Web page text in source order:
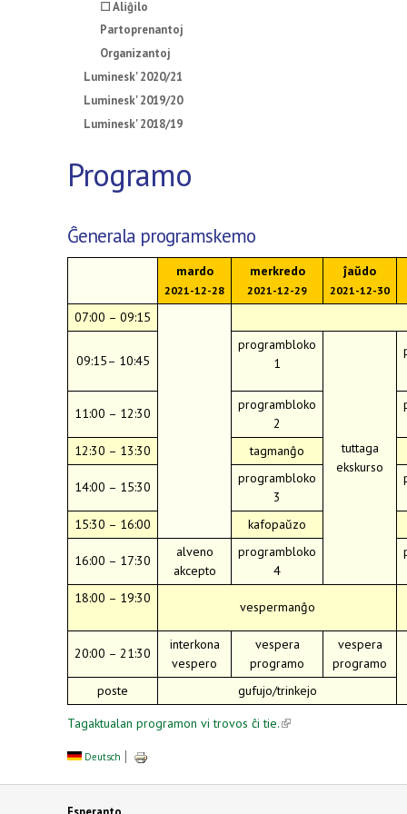
☐ Aliĝilo
Partoprenantoj
Organizantoj
Luminesk' 2020/21
Luminesk' 2019/20
Luminesk' 2018/19
Programo
Ĝenerala programskemo
mardo
2021-12-28
merkredo
2021-12-29
ĵaŭdo
2021-12-30
07:00 – 09:15
09:15– 10:45
programbloko
1
tuttaga
ekskurso
11:00 – 12:30
programbloko
2
12:30 – 13:30 tagmanĝo
14:00 – 15:30
programbloko
3
15:30 – 16:00 kafopaŭzo
16:00 – 17:30
alveno
akcepto
programbloko
4
18:00 – 19:30
vespermanĝo
20:00 – 21:30
interkona
vespero
vespera
programo
vespera
programo
poste
gufujo/trinkejo
Tagaktualan programon vi trovos ĉi tie.(link is
Deutsch
Esperanto